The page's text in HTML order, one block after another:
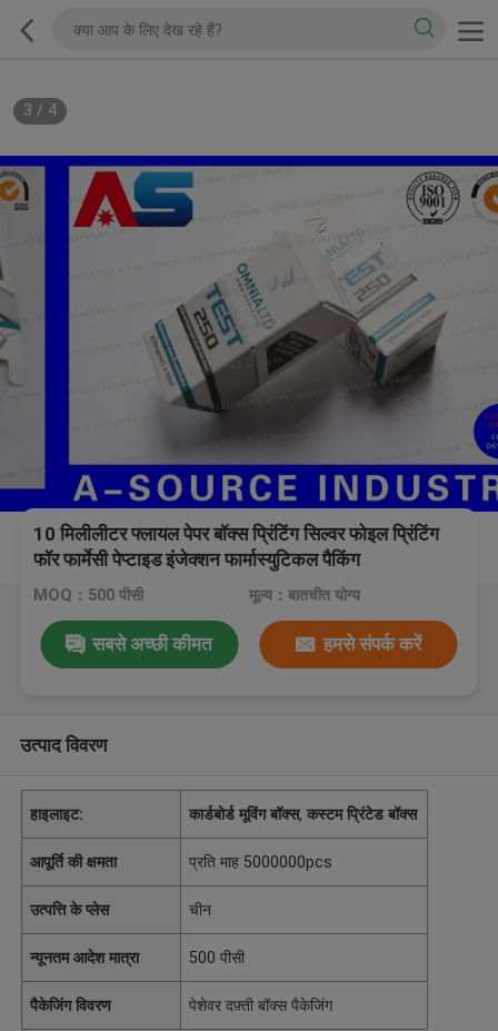
3 / 4
10 मिलीलीटर फ्लायल पेपर बॉक्स प्रिंटिंग सिल्वर फोइल प्रिंटिंग
फॉर फार्मेसी पेप्टाइड इंजेक्शन फार्मास्युटिकल पैकिंग
MOQ：500 पीसी मूल्य：बातचीत योग्य
सबसे अच्छी कीमत हमसे संपर्क करें
उत्पाद विवरण
हाइलाइट: कार्डबोर्ड मूविंग बॉक्स,कस्टम प्रिंटेड बॉक्स
आपूर्ति की क्षमता प्रति माह 5000000pcs
उत्पत्ति के प्लेस चीन
न्यूनतम आदेश मात्रा 500 पीसी
पैकेजिंग विवरण पेशेवर दफ़्ती बॉक्स पैकेजिंग